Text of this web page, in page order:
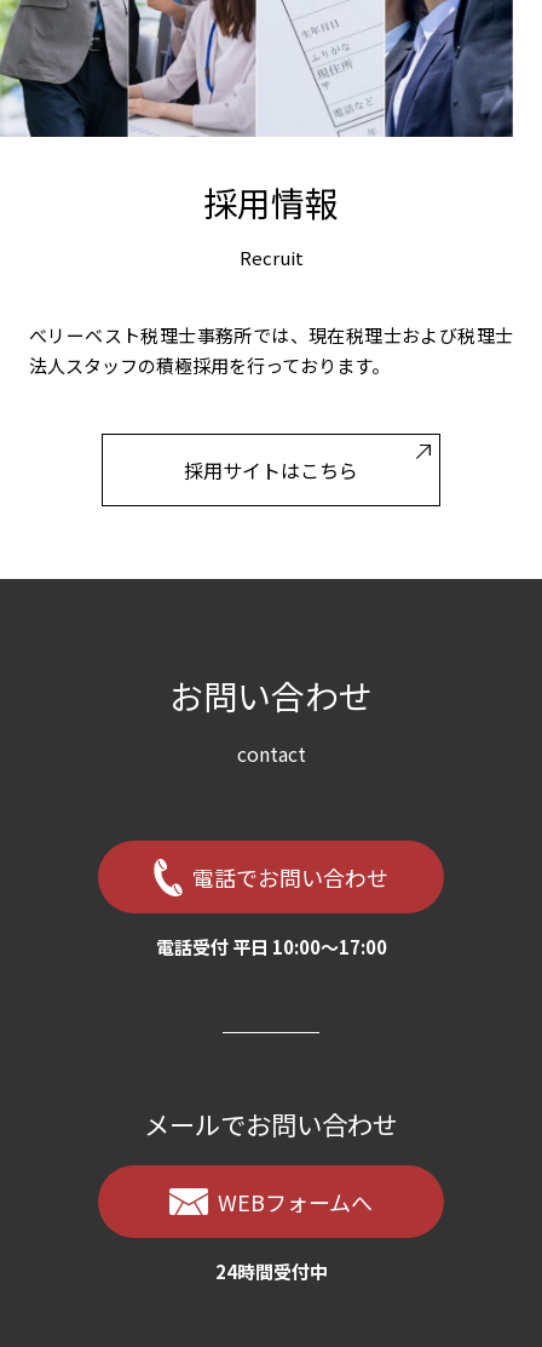
採用情報
Recruit
べリーベスト税理士事務所では、現在税理士および税理士
法人スタッフの積極採用を行っております。
採用サイトはこちら
お問い合わせ
contact
電話でお問い合わせ
電話受付 平日 10:00〜17:00
メールでお問い合わせ
WEBフォームへ
24時間受付中